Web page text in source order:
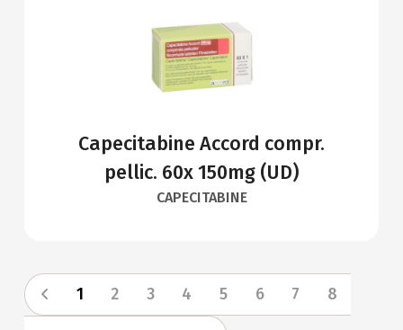
Capecitabine Accord compr.
pellic. 60x 150mg (UD)
CAPECITABINE
1 2 3 4 5 6 7 8